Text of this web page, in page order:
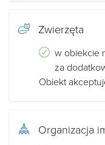
Zwierzęta
w obiekcie
za
Obiekt
Organizacja